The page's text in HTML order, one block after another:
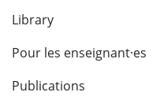
Library
Pour les enseignant·es
Publications